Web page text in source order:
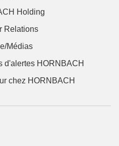
Holding
Relations
Médias
d'alertes HORNBACH
chez HORNBACH